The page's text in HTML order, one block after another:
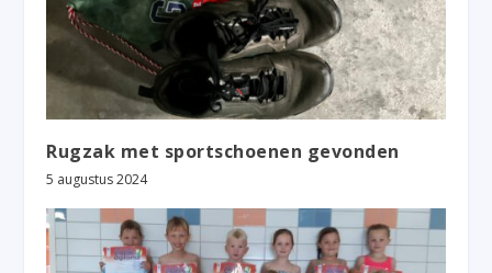
Rugzak met sportschoenen gevonden
5 augustus 2024